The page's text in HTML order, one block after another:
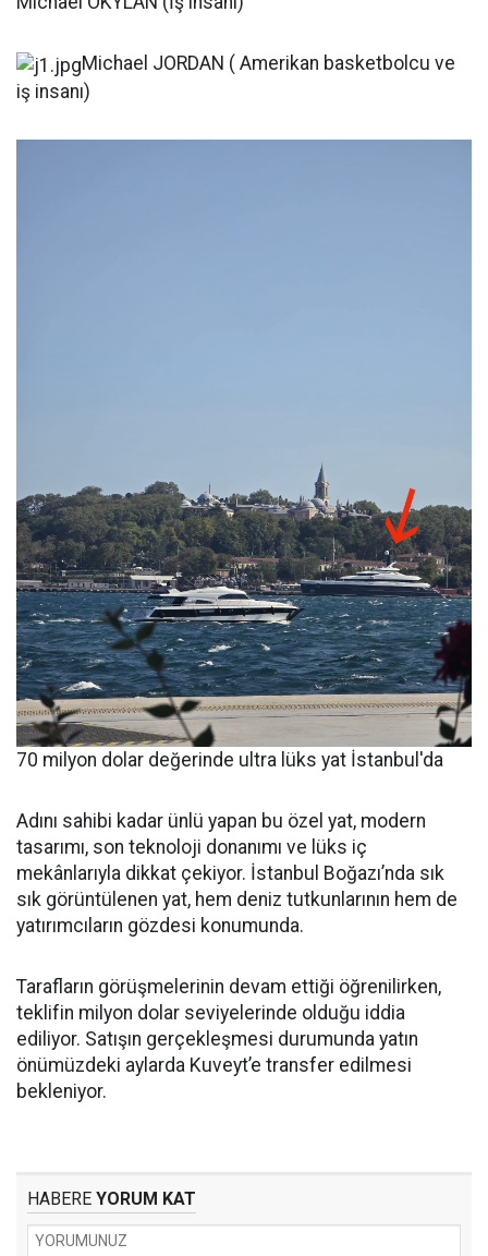
Michael JORDAN ( Amerikan basketbolcu ve
iş insanı)
70 milyon dolar değerinde ultra lüks yat İstanbul'da
Adını sahibi kadar ünlü yapan bu özel yat, modern
tasarımı, son teknoloji donanımı ve lüks iç
mekânlarıyla dikkat çekiyor. İstanbul Boğazı’nda sık
sık görüntülenen yat, hem deniz tutkunlarının hem de
yatırımcıların gözdesi konumunda.
Tarafların görüşmelerinin devam ettiği öğrenilirken,
teklifin milyon dolar seviyelerinde olduğu iddia
ediliyor. Satışın gerçekleşmesi durumunda yatın
önümüzdeki aylarda Kuveyt’e transfer edilmesi
bekleniyor.
HABERE YORUM KAT